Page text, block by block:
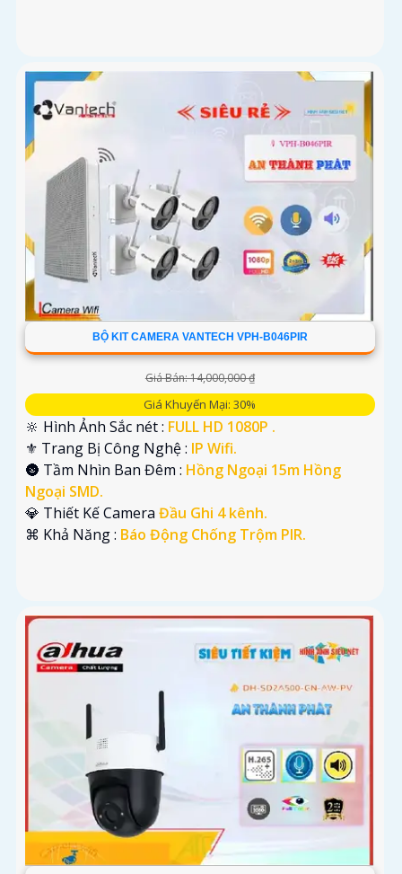
BỘ KIT CAMERA VANTECH VPH-B046PIR
Giá Bán: 14,000,000 ₫
Giá Khuyến Mại: 30%
🔆 Hình Ảnh Sắc nét : FULL HD 1080P .
⚜️ Trang Bị Công Nghệ : IP Wifi.
🌚 Tầm Nhìn Ban Đêm : Hồng Ngoại 15m Hồng
Ngoại SMD.
💎 Thiết Kế Camera Đầu Ghi 4 kênh.
️⌘ Khả Năng : Báo Động Chống Trộm PIR.